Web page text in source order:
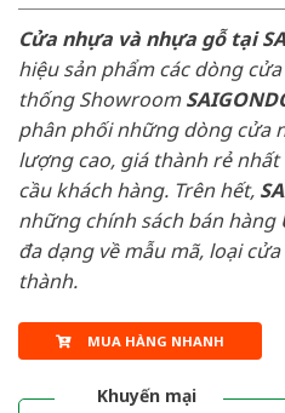
Cửa nhựa và nhựa gỗ tại
hiệu sản phẩm các dòng
thống Showroom
phân phối những dòng cửa
lượng cao, giá thành rẻ
cầu khách hàng. Trên hết,
những chính sách bán hàng
đa dạng về mẫu mã, loại
thành.
MUA HÀNG NHANH
Khuyến mại